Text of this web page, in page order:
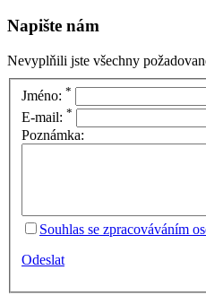
Napište nám
Nevyplňili jste všechny
Jméno: *
E-mail: *
Poznámka:
Souhlas se zpracováváním
Odeslat